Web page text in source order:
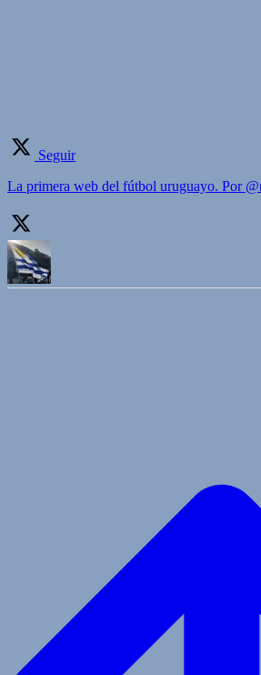
Seguir
La primera web del fútbol uruguayo. Por